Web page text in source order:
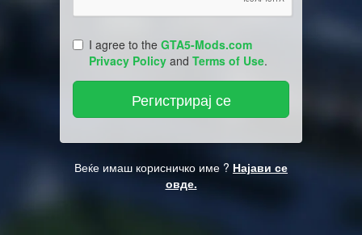
I agree to the GTA5-Mods.com
Privacy Policy and Terms of Use.
Веќе имаш корисничко име ? Најави се
овде.